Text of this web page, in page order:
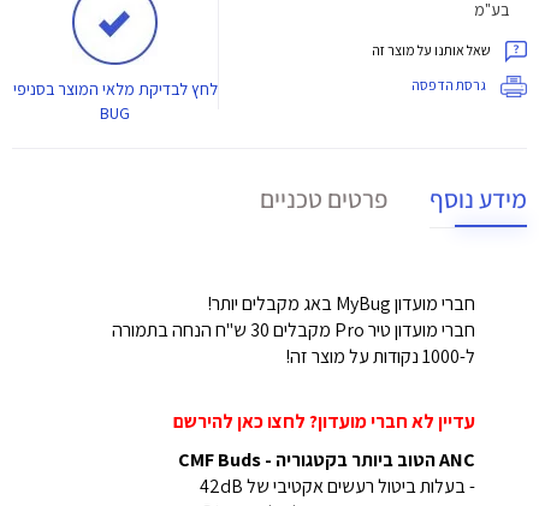
בע"מ
שאל אותנו על מוצר זה
גרסת הדפסה
לחץלבדיקת מלאי המוצר בסניפי
BUG
מידע נוסף פרטים טכניים
חברי מועדון MyBug באג מקבלים יותר!
חברי מועדון טיר Pro מקבלים 30 ש"ח הנחה בתמורה
ל-1000 נקודות על מוצר זה!
עדיין לא חברי מועדון? לחצו כאן להירשם
ANC הטוב ביותר בקטגוריה - CMF Buds
- בעלות ביטול רעשים אקטיבי של 42dB